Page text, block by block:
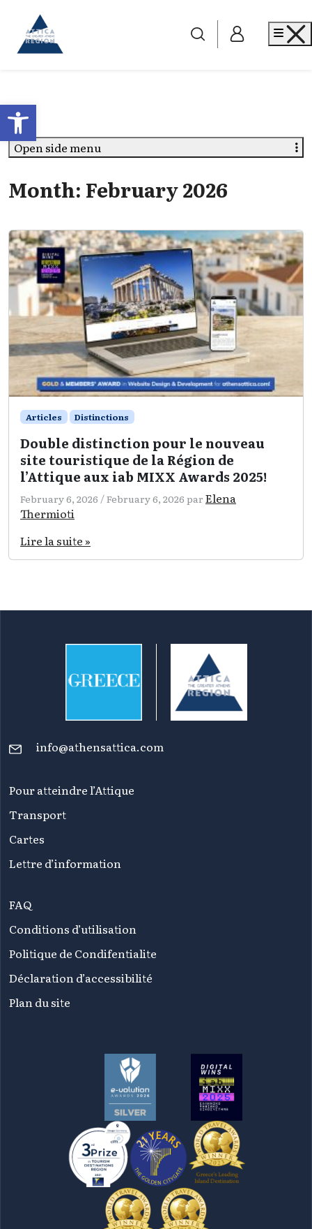
Open toolbar
Go to home
Month: February 2026
Articles Distinctions
Double distinction pour le nouveau
site touristique de la Région de
l’Attique aux iab MIXX Awards 2025!
February 6, 2026 /February 6, 2026 par Elena
Thermioti
Lire la suite »
Open side menu
info@athensattica.com
Pour atteindre l’Attique
Transport
Cartes
Lettre d’information
FAQ
Conditions d’utilisation
Politique de Condifentialite
Déclaration d’accessibilité
Plan du site